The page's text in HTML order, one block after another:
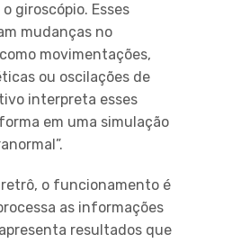
giroscópio. Esses
mudanças no
movimentações,
ou oscilações de
interpreta esses
em uma simulação
o funcionamento é
as informações
resultados que